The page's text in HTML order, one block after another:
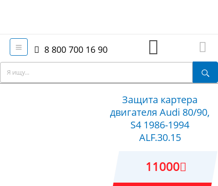
8 800 700 16 90
Защита картера
двигателя Audi 80/90,
S4 1986-1994
ALF.30.15
11000